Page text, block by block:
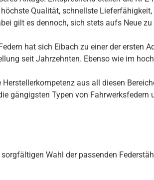
Qualität, schnellste
gilt es dennoch, sich stets aufs Neue zu
hat sich Eibach zu einer der
seit Jahrzehnten. Ebenso wie im
aus all diesen
gängigsten Typen von
Wahl der passenden